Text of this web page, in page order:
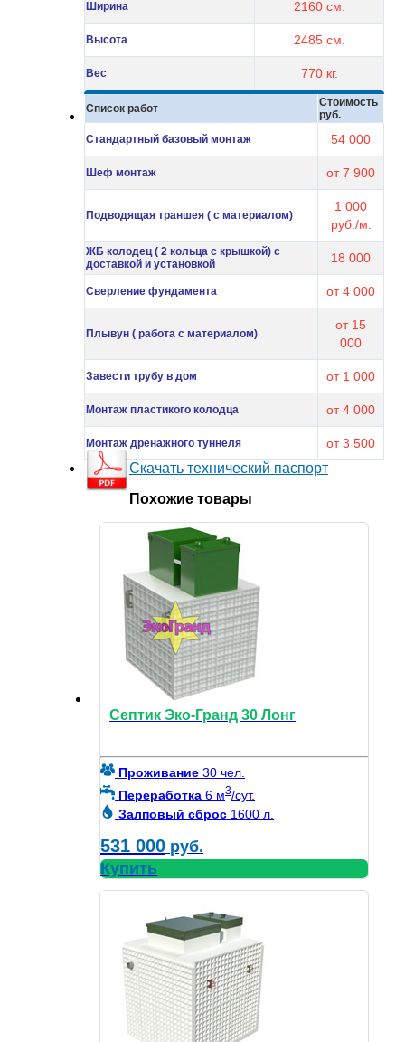
Ширина 2160 см.
Высота 2485 см.
Вес 770 кг.
Список работ
Стоимость
руб.
Стандартный базовый монтаж
54 000
Шеф монтаж от 7 900
Подводящая траншея ( с материалом)
1 000
руб./м.
ЖБ колодец ( 2 кольца с крышкой) с
доставкой и установкой
18 000
Сверление фундамента от 4 000
Плывун ( работа с материалом)
от 15
000
Завести трубу в дом от 1 000
Монтаж пластикого колодца от 4 000
Монтаж дренажного туннеля от 3 500
Скачать технический паспорт
Похожие товары
Септик Эко-Гранд 30 Лонг
Проживание 30 чел.
Переработка 6 м3/сут.
Залповый сброс 1600 л.
531 000 руб.
Купить